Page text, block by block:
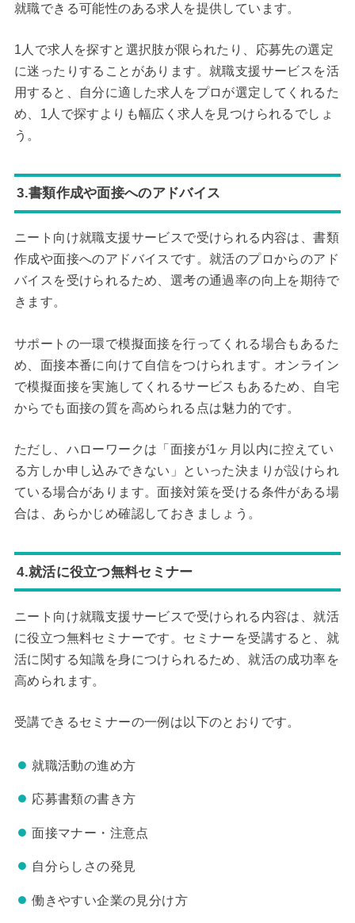
就職できる可能性のある求人を提供しています。
1人で求人を探すと選択肢が限られたり、応募先の選定
に迷ったりすることがあります。就職支援サービスを活
用すると、自分に適した求人をプロが選定してくれるた
め、1人で探すよりも幅広く求人を見つけられるでしょ
う。
3.書類作成や面接へのアドバイス
ニート向け就職支援サービスで受けられる内容は、書類
作成や面接へのアドバイスです。就活のプロからのアド
バイスを受けられるため、選考の通過率の向上を期待で
きます。
サポートの一環で模擬面接を行ってくれる場合もあるた
め、面接本番に向けて自信をつけられます。オンライン
で模擬面接を実施してくれるサービスもあるため、自宅
からでも面接の質を高められる点は魅力的です。
ただし、ハローワークは「面接が1ヶ月以内に控えてい
る方しか申し込みできない」といった決まりが設けられ
ている場合があります。面接対策を受ける条件がある場
合は、あらかじめ確認しておきましょう。
4.就活に役立つ無料セミナー
ニート向け就職支援サービスで受けられる内容は、就活
に役立つ無料セミナーです。セミナーを受講すると、就
活に関する知識を身につけられるため、就活の成功率を
高められます。
受講できるセミナーの一例は以下のとおりです。
就職活動の進め方
応募書類の書き方
面接マナー・注意点
自分らしさの発見
働きやすい企業の見分け方